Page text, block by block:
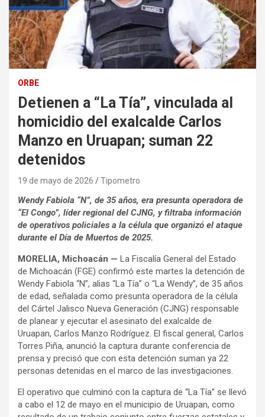
ORBE
Detienen a “La Tía”, vinculada al
homicidio del exalcalde Carlos
Manzo en Uruapan; suman 22
detenidos
19 de mayo de 2026 Tipometro
Wendy Fabiola “N”, de 35 años, era presunta operadora de
“El Congo”, líder regional del CJNG, y filtraba información
de operativos policiales a la célula que organizó el ataque
durante el Día de Muertos de 2025.
MORELIA, Michoacán — La Fiscalía General del Estado
de Michoacán (FGE) confirmó este martes la detención de
Wendy Fabiola “N”, alias “La Tía” o “La Wendy”, de 35 años
de edad, señalada como presunta operadora de la célula
del Cártel Jalisco Nueva Generación (CJNG) responsable
de planear y ejecutar el asesinato del exalcalde de
Uruapan, Carlos Manzo Rodríguez. El fiscal general, Carlos
Torres Piña, anunció la captura durante conferencia de
prensa y precisó que con esta detención suman ya 22
personas detenidas en el marco de las investigaciones.
El operativo que culminó con la captura de “La Tía” se llevó
a cabo el 12 de mayo en el municipio de Uruapan, como